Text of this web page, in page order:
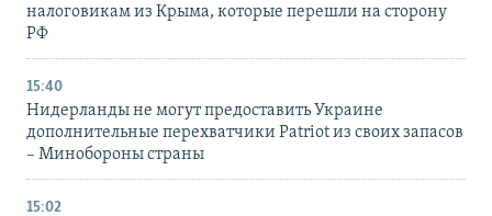
налоговикам из Крыма, которые перешли на сторону
РФ
15:40
Нидерланды не могут предоставить Украине
дополнительные перехватчики Patriot из своих запасов
– Минобороны страны
15:02